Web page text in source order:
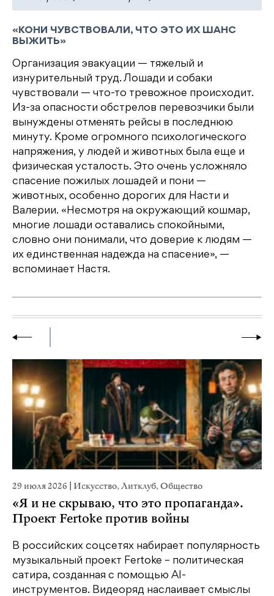
«КОНИ ЧУВСТВОВАЛИ, ЧТО ЭТО ИХ ШАНС
ВЫЖИТЬ»
Организация эвакуации — тяжелый и
изнурительный труд. Лошади и собаки
чувствовали — что-то тревожное происходит.
Из-за опасности обстрелов перевозчики были
вынуждены отменять рейсы в последнюю
минуту. Кроме огромного психологического
напряжения, у людей и животных была еще и
физическая усталость. Это очень усложняло
спасение пожилых лошадей и пони —
животных, особенно дорогих для Насти и
Валерии. «Несмотря на окружающий кошмар,
многие лошади оставались спокойными,
словно они понимали, что доверие к людям —
их единственная надежда на спасение», —
вспоминает Настя.
29 июля 2026 Искусство,Литклуб,Общество
«Я и не скрываю, что это пропаганда».
Проект Fertoke против войны
В российских соцсетях набирает популярность
музыкальный проект Fertoke – политическая
сатира, созданная с помощью AI-
инструментов. Видеоряд наслаивает смыслы